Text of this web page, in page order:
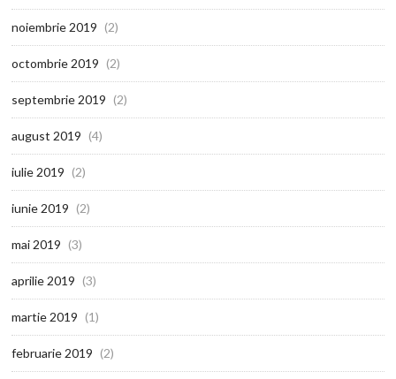
noiembrie 2019 (2)
octombrie 2019 (2)
septembrie 2019 (2)
august 2019 (4)
iulie 2019 (2)
iunie 2019 (2)
mai 2019 (3)
aprilie 2019 (3)
martie 2019 (1)
februarie 2019 (2)